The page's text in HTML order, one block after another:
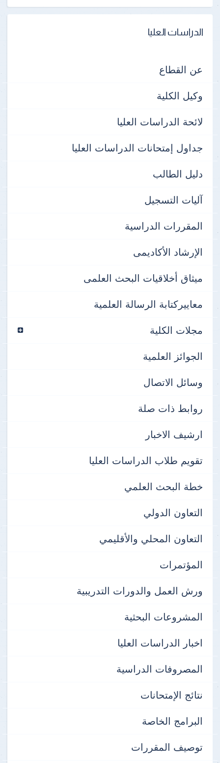
الدراسات العليا
عن القطاع
وكيل الكلية
لائحة الدراسات العليا
جداول إمتحانات الدراسات العليا
دليل الطالب
آليات التسجيل
المقررات الدراسية
الإرشاد الأكاديمى
ميثاق أخلاقيات البحث العلمى
معاييركتابة الرسالة العلمية
مجلات الكلية
الجوائز العلمية
وسائل الاتصال
روابط ذات صلة
ارشيف الاخبار
تقويم طلاب الدراسات العليا
خطة البحث العلمي
التعاون الدولي
التعاون المحلي والأقليمي
المؤتمرات
ورش العمل والدورات التدريبية
المشروعات البحثية
اخبار الدراسات العليا
المصروفات الدراسية
نتائج الإمتحانات
البرامج الخاصة
توصيف المقررات